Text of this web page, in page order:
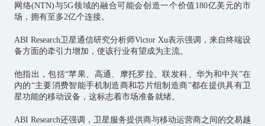
网络(NTN)与5G领域的融合可能会创造一个价值180亿美元的市
场，拥有至多2亿个连接。
ABI Research卫星通信研究分析师Victor Xu表示强调，来自终端设
备方面的牵引力增加，使该行业有望成为主流。
他指出，包括“苹果、高通、摩托罗拉、联发科、华为和中兴”在
内的“主要消费智能手机制造商和芯片组制造商”都在提供具有卫
星功能的移动设备，这标志着市场准备就绪。
ABI Research还强调，卫星服务提供商与移动运营商之间的交易越